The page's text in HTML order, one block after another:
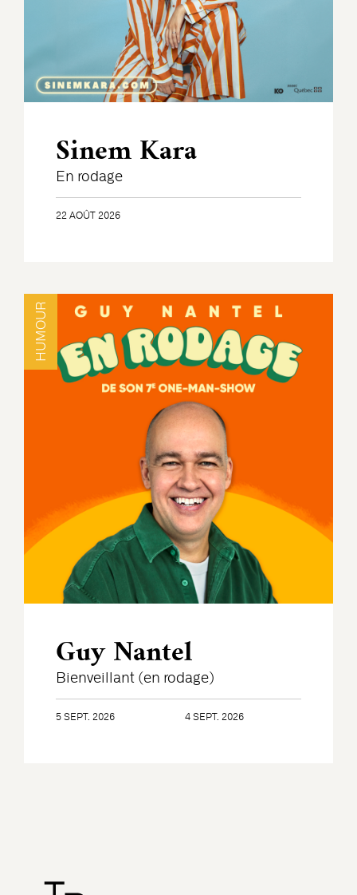
Sinem Kara
En rodage
22 AOÛT 2026
HUMOUR
Guy Nantel
Bienveillant (en rodage)
5 SEPT. 2026 4 SEPT. 2026